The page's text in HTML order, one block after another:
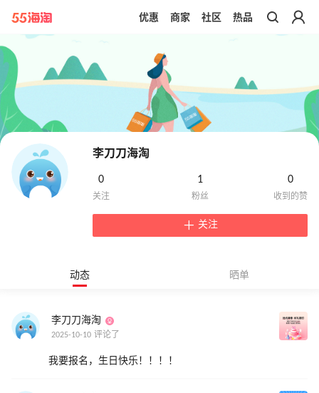
带你去官网买正品
优惠 商家 社区 热品
李刀刀海淘
0 1 0
关注
动态 晒单
李刀刀海淘
2025-10-10 评论了
我要报名，生日快乐！！！！